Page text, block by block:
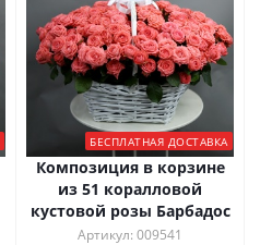
БЕСПЛАТНАЯ ДОСТАВКА
Композиция в корзине
из 51 коралловой
кустовой розы Барбадос
Артикул: 009541